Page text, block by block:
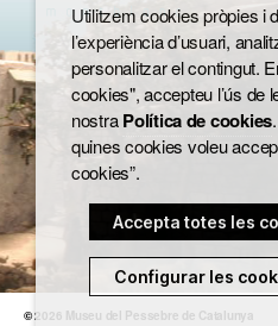
© 2026 Museu del Pessebre de Catalunya
Utilitzem cookies pròpies i
l’experiència d’usuari,
personalitzar el contingut.
cookies", accepteu l’ús de
nostraPolítica de cookies
quines cookies voleu
cookies”.
Accepta totes les
Configurar les